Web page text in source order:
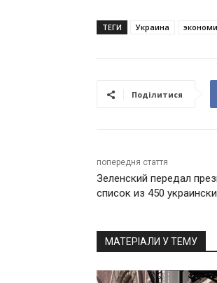
ТЕГИ Украина
Поділитися
попередня стаття
Зеленский передал
список из 450
МАТЕРІАЛИ У ТЕМУ